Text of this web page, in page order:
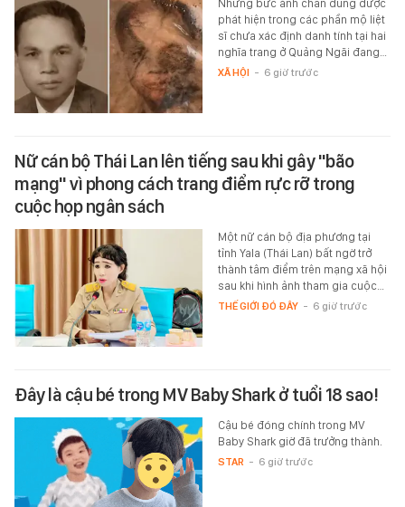
Những bức ảnh chân dung được
phát hiện trong các phần mộ liệt
sĩ chưa xác định danh tính tại hai
nghĩa trang ở Quảng Ngãi đang…
XÃ HỘI - 6 giờ trước
Nữ cán bộ Thái Lan lên tiếng sau khi gây "bão
mạng" vì phong cách trang điểm rực rỡ trong
cuộc họp ngân sách
Một nữ cán bộ địa phương tại
tỉnh Yala (Thái Lan) bất ngờ trở
thành tâm điểm trên mạng xã hội
sau khi hình ảnh tham gia cuộc…
THẾ GIỚI ĐÓ ĐÂY - 6 giờ trước
Đây là cậu bé trong MV Baby Shark ở tuổi 18 sao!
Cậu bé đóng chính trong MV
Baby Shark giờ đã trưởng thành.
STAR - 6 giờ trước